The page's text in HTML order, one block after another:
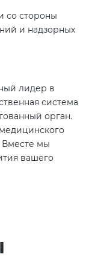
со стороны
и надзорных
лидер в
система
орган.
Вместе мы
вашего